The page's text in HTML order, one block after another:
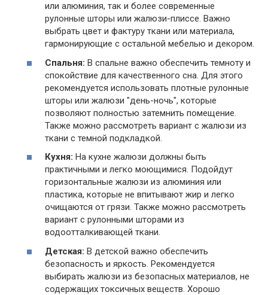
или алюминия, так и более современные
рулонные шторы или жалюзи-плиссе. Важно
выбрать цвет и фактуру ткани или материала,
гармонирующие с остальной мебелью и декором.
Спальня: В спальне важно обеспечить темноту и
спокойствие для качественного сна. Для этого
рекомендуется использовать плотные рулонные
шторы или жалюзи "день-ночь", которые
позволяют полностью затемнить помещение.
Также можно рассмотреть вариант с жалюзи из
ткани с темной подкладкой.
Кухня: На кухне жалюзи должны быть
практичными и легко моющимися. Подойдут
горизонтальные жалюзи из алюминия или
пластика, которые не впитывают жир и легко
очищаются от грязи. Также можно рассмотреть
вариант с рулонными шторами из
водоотталкивающей ткани.
Детская: В детской важно обеспечить
безопасность и яркость. Рекомендуется
выбирать жалюзи из безопасных материалов, не
содержащих токсичных веществ. Хорошо